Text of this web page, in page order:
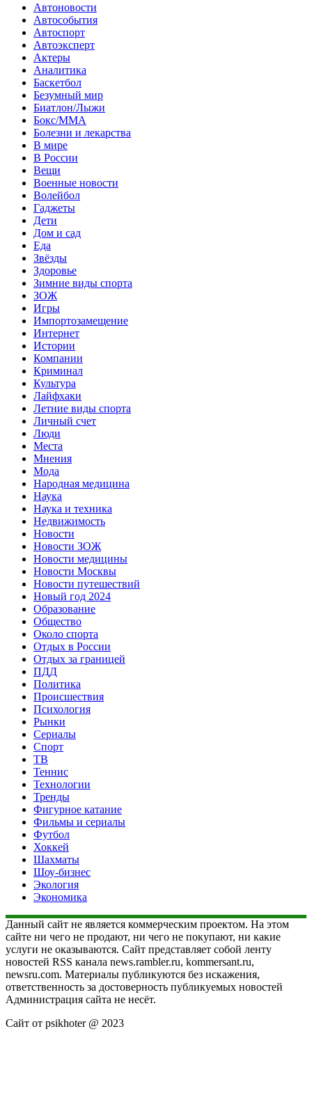
Автоновости
Автособытия
Автоспорт
Автоэксперт
Актеры
Аналитика
Баскетбол
Безумный мир
Биатлон/Лыжи
Бокс/MMA
Болезни и лекарства
В мире
В России
Вещи
Военные новости
Волейбол
Гаджеты
Дети
Дом и сад
Еда
Звёзды
Здоровье
Зимние виды спорта
ЗОЖ
Игры
Импортозамещение
Интернет
Истории
Компании
Криминал
Культура
Лайфхаки
Летние виды спорта
Личный счет
Люди
Места
Мнения
Мода
Народная медицина
Наука
Наука и техника
Недвижимость
Новости
Новости ЗОЖ
Новости медицины
Новости Москвы
Новости путешествий
Новый год 2024
Образование
Общество
Около спорта
Отдых в России
Отдых за границей
ПДД
Политика
Происшествия
Психология
Рынки
Сериалы
Спорт
ТВ
Теннис
Технологии
Тренды
Фигурное катание
Фильмы и сериалы
Футбол
Хоккей
Шахматы
Шоу-бизнес
Экология
Экономика
Данный сайт не является коммерческим проектом. На этом
сайте ни чего не продают, ни чего не покупают, ни какие
услуги не оказываются. Сайт представляет собой ленту
новостей RSS канала news.rambler.ru, kommersant.ru,
newsru.com. Материалы публикуются без искажения,
ответственность за достоверность публикуемых новостей
Администрация сайта не несёт.
Сайт от psikhoter @ 2023